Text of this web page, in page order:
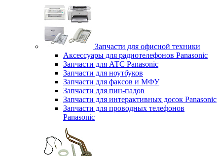
Запчасти для офисной техники
Аксессуары для радиотелефонов Panasonic
Запчасти для АТС Panasonic
Запчасти для ноутбуков
Запчасти для факсов и МФУ
Запчасти для пин-падов
Запчасти для интерактивных досок Panasonic
Запчасти для проводных телефонов
Panasonic